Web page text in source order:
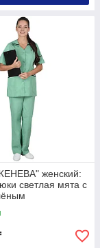
женский:
светлая мята с